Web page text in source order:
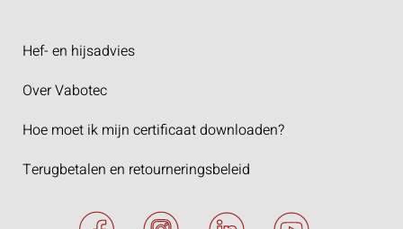
Hef- en hijsadvies
Over Vabotec
Hoe moet ik mijn certificaat downloaden?
Terugbetalen en retourneringsbeleid